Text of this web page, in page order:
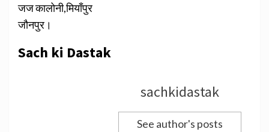
जज कालोनी,मियाँपुर
जौनपुर।
Sach ki Dastak
sachkidastak
See author's posts